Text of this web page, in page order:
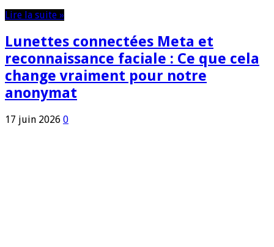
Lire la suite »
Lunettes connectées Meta et
reconnaissance faciale : Ce que cela
change vraiment pour notre
anonymat
17 juin 2026 0